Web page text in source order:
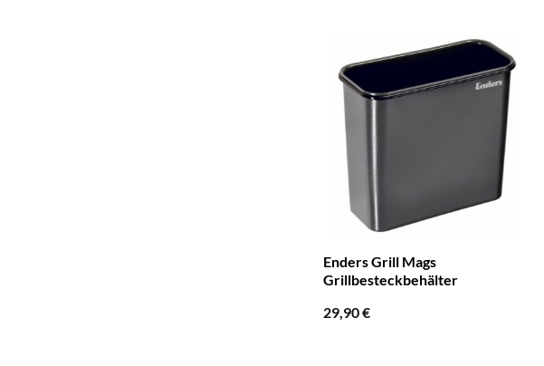
Enders Grill Mags
Grillbesteckbehälter
29,90€